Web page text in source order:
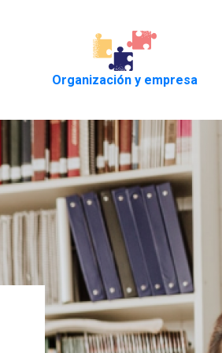
Organización y empresa